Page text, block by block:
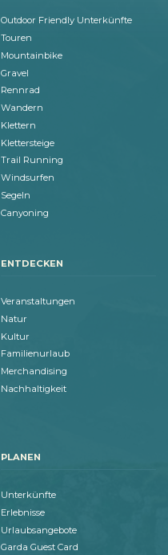
Outdoor Friendly Unterkünfte
Touren
Mountainbike
Gravel
Rennrad
Wandern
Klettern
Klettersteige
Trail Running
Windsurfen
Segeln
Canyoning
ENTDECKEN
Veranstaltungen
Natur
Kultur
Familienurlaub
Merchandising
Nachhaltigkeit
PLANEN
Unterkünfte
Erlebnisse
Urlaubsangebote
Garda Guest Card